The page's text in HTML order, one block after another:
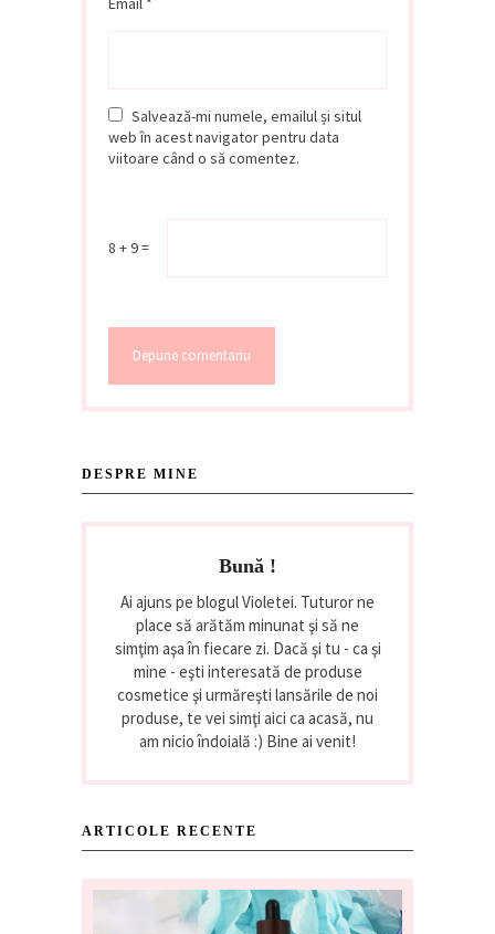
Salvează-mi numele, emailul și situl
web în acest navigator pentru data
viitoare când o să comentez.
8 + 9 =
DESPRE MINE
Bună !
Ai ajuns pe blogul Violetei. Tuturor ne
place să arătăm minunat şi să ne
simţim aşa în fiecare zi. Dacă şi tu - ca şi
mine - eşti interesată de produse
cosmetice şi urmăreşti lansările de noi
produse, te vei simţi aici ca acasă, nu
am nicio îndoială :) Bine ai venit!
ARTICOLE RECENTE